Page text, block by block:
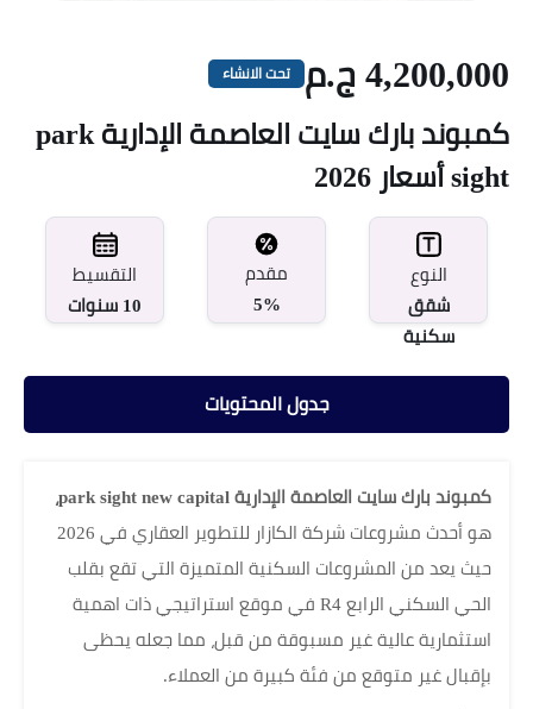
4,200,000 ج.م تحت الانشاء
كمبوند بارك سايت العاصمة الإدارية park
sight أسعار 2026
النوع
شقق
سكنية
مقدم
5%
التقسيط
10 سنوات
جدول المحتويات
كمبوند بارك سايت العاصمة الإدارية park sight new capital،
هو أحدث مشروعات شركة الكازار للتطوير العقاري في 2026
حيث يعد من المشروعات السكنية المتميزة التي تقع بقلب
الحي السكني الرابع R4 في موقع استراتيجي ذات اهمية
استثمارية عالية غير مسبوقة من قبل، مما جعله يحظى
بإقبال غير متوقع من فئة كبيرة من العملاء.